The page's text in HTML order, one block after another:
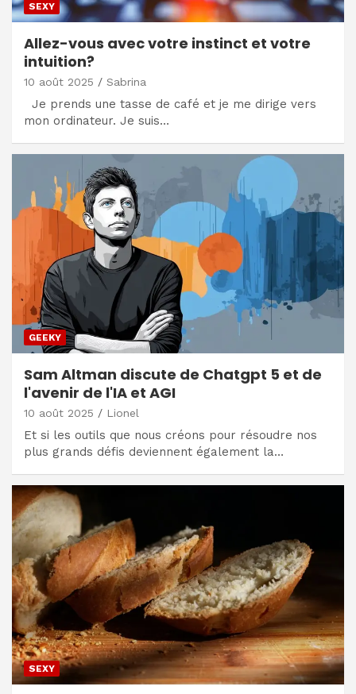
SEXY
Allez-vous avec votre instinct et votre
intuition?
10 août 2025 Sabrina
Je prends une tasse de café et je me dirige vers
mon ordinateur. Je suis…
GEEKY
Sam Altman discute de Chatgpt 5 et de
l'avenir de l'IA et AGI
10 août 2025 Lionel
Et si les outils que nous créons pour résoudre nos
plus grands défis deviennent également la…
SEXY